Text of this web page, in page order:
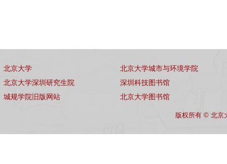
北京大学
北京大学深圳研究生院
城规学院旧版网站
北京大学城市与环境学院
深圳科技图书馆
北京大学图书馆
版权所有 © 北